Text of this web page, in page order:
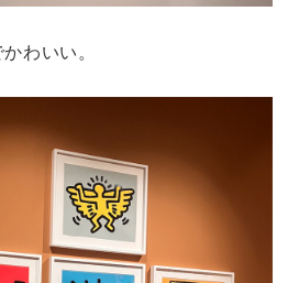
わいい。